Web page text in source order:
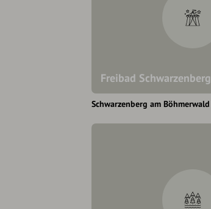
Freibad Schwarzenberg
Schwarzenberg am Böhmerwald